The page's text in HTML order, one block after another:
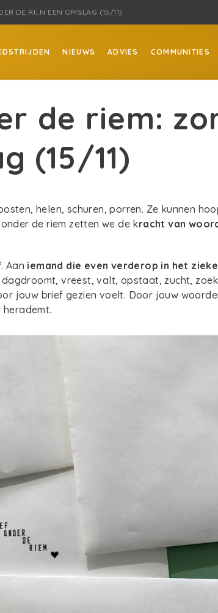
DE RI…N EEN OMSLAG (15/11)
NIEUWS ADVIES COMMUNITIES
de riem:
(15/11)
helen, schuren, porren. Ze kunnen
de riem zetten we de kracht van
. Aan iemand die even verderop in het
vreest, valt, opstaat, zucht,
jouw brief gezien voelt. Door jouw